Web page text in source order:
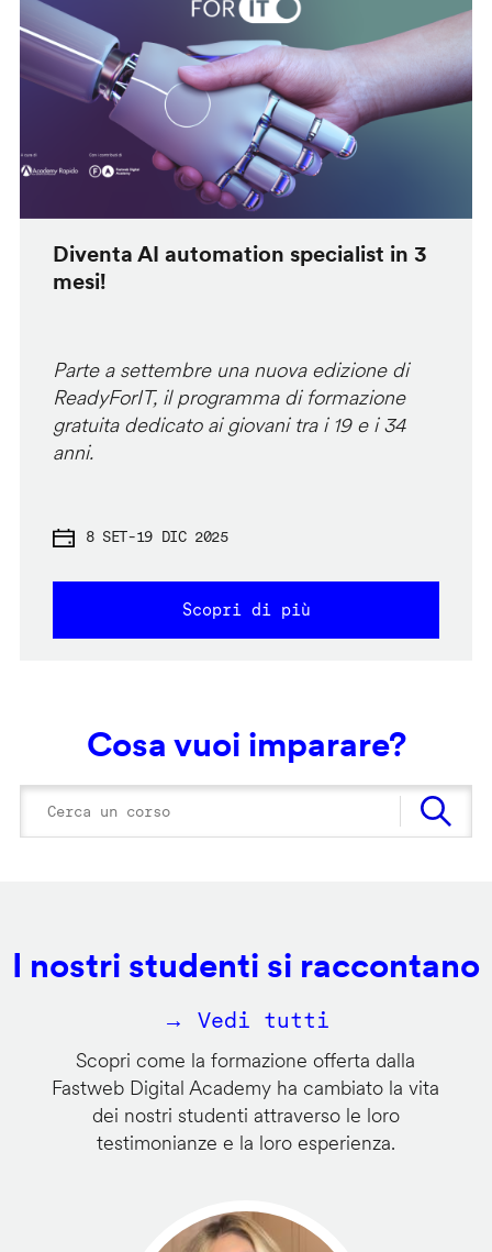
Diventa AI automation specialist in 3
mesi!
Parte a settembre una nuova edizione di
ReadyForIT, il programma di formazione
gratuita dedicato ai giovani tra i 19 e i 34
anni.
8 SET-19 DIC 2025
Scopri di più
Cosa vuoi imparare?
I nostri studenti si raccontano
→ Vedi tutti
Scopri come la formazione offerta dalla
Fastweb Digital Academy ha cambiato la vita
dei nostri studenti attraverso le loro
testimonianze e la loro esperienza.